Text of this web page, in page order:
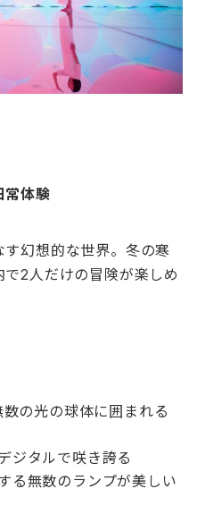
常体験
幻想的な世界。冬の寒
2人だけの冒険が楽しめ
数の光の球体に囲まれる
ジタルで咲き誇る
る無数のランプが美しい